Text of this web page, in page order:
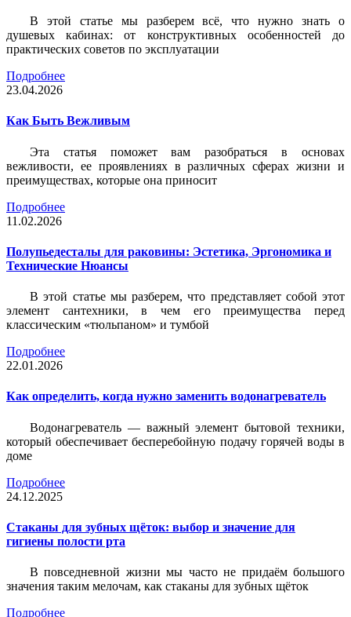
В этой статье мы разберем всё, что нужно знать о
душевых кабинах: от конструктивных особенностей до
практических советов по эксплуатации
Подробнее
23.04.2026
Как Быть Вежливым
Эта статья поможет вам разобраться в основах
вежливости, ее проявлениях в различных сферах жизни и
преимуществах, которые она приносит
Подробнее
11.02.2026
Полупьедесталы для раковины: Эстетика, Эргономика и
Технические Нюансы
В этой статье мы разберем, что представляет собой этот
элемент сантехники, в чем его преимущества перед
классическим «тюльпаном» и тумбой
Подробнее
22.01.2026
Как определить, когда нужно заменить водонагреватель
Водонагреватель — важный элемент бытовой техники,
который обеспечивает бесперебойную подачу горячей воды в
доме
Подробнее
24.12.2025
Стаканы для зубных щёток: выбор и значение для
гигиены полости рта
В повседневной жизни мы часто не придаём большого
значения таким мелочам, как стаканы для зубных щёток
Подробнее